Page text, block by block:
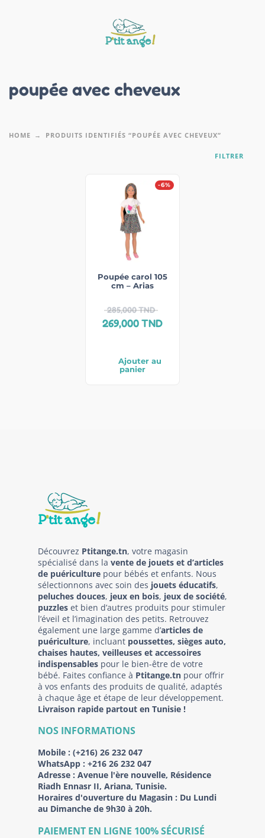
poupée avec cheveux
HOME PRODUITS IDENTIFIÉS “POUPÉE AVEC CHEVEUX”
FILTRER
-6%
Poupée carol 105
cm – Arias
285,000TND
269,000TND
Ajouter au
panier
Découvrez Ptitange.tn, votre magasin
spécialisé dans la vente de jouets et d’articles
de puériculture pour bébés et enfants. Nous
sélectionnons avec soin des jouets éducatifs,
peluches douces, jeux en bois, jeux de société,
puzzles et bien d’autres produits pour stimuler
l’éveil et l’imagination des petits. Retrouvez
également une large gamme d’articles de
puériculture, incluant poussettes, sièges auto,
chaises hautes, veilleuses et accessoires
indispensables pour le bien-être de votre
bébé. Faites confiance à Ptitange.tn pour offrir
à vos enfants des produits de qualité, adaptés
à chaque âge et étape de leur développement.
Livraison rapide partout en Tunisie !
NOS INFORMATIONS
Mobile : (+216) 26 232 047
WhatsApp : +216 26 232 047
Adresse : Avenue l'ère nouvelle, Résidence
Riadh Ennasr II, Ariana, Tunisie.
Horaires d'ouverture du Magasin : Du Lundi
au Dimanche de 9h30 à 20h.
PAIEMENT EN LIGNE 100% SÉCURISÉ